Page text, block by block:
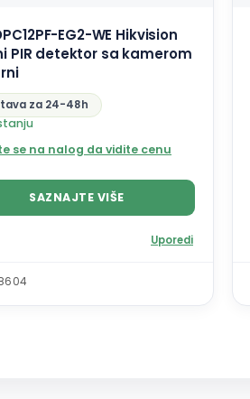
EG2-WE Hikvision
PIR detektor sa kamerom
za 24-48h
se na nalog da vidite cenu
SAZNAJTE VIŠE
Uporedi